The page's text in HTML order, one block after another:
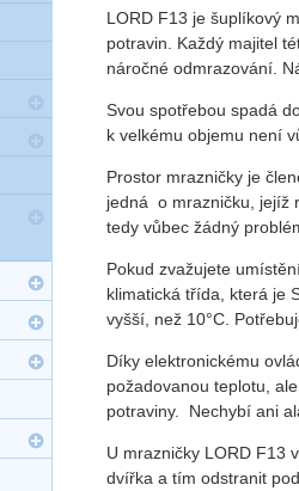
LORD F13 je šuplíkový
potravin. Každý majitel
náročné odmrazování.
Svou spotřebou spadá
k velkému objemu není
Prostor mrazničky je
jedná o mrazničku, jejíž
tedy vůbec žádný
Pokud zvažujete
klimatická třída, která je
vyšší, než 10°C.
Díky elektronickému
požadovanou teplotu,
potraviny. Nechybí ani
U mrazničky LORD F13
dvířka a tím odstranit